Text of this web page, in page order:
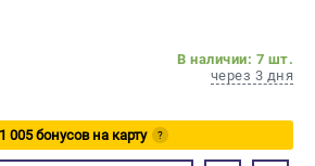
В наличии: 7 шт.
через 3 дня
1 005 бонусов на карту ?